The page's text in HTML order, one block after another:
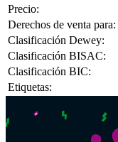
Precio:
Derechos de venta para:
Clasificación Dewey:
Clasificación BISAC:
Clasificación BIC:
Etiquetas: